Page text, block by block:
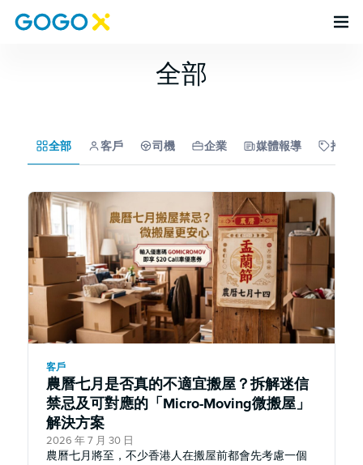
全部
全部 客戶 司機 企業 媒體報導 推廣
客戶
農曆七月是否真的不適宜搬屋？拆解迷信
禁忌及可對應的「Micro-Moving微搬屋」
解決方案
2026 年 7 月 30 日
農曆七月將至，不少香港人在搬屋前都會先考慮一個